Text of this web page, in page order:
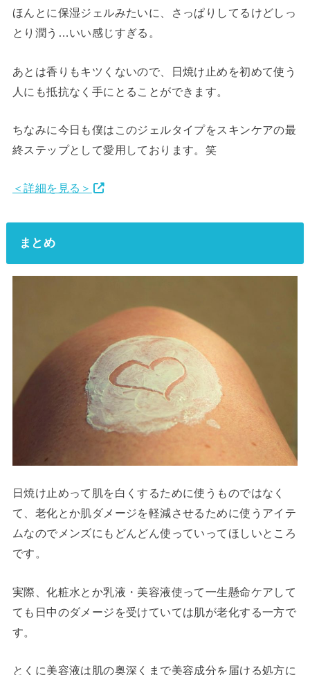
ほんとに保湿ジェルみたいに、さっぱりしてるけどしっ
とり潤う…いい感じすぎる。
あとは香りもキツくないので、日焼け止めを初めて使う
人にも抵抗なく手にとることができます。
ちなみに今日も僕はこのジェルタイプをスキンケアの最
終ステップとして愛用しております。笑
＜詳細を見る＞
まとめ
日焼け止めって肌を白くするために使うものではなく
て、老化とか肌ダメージを軽減させるために使うアイテ
ムなのでメンズにもどんどん使っていってほしいところ
です。
実際、化粧水とか乳液・美容液使って一生懸命ケアして
ても日中のダメージを受けていては肌が老化する一方で
す。
とくに美容液は肌の奥深くまで美容成分を届ける処方に